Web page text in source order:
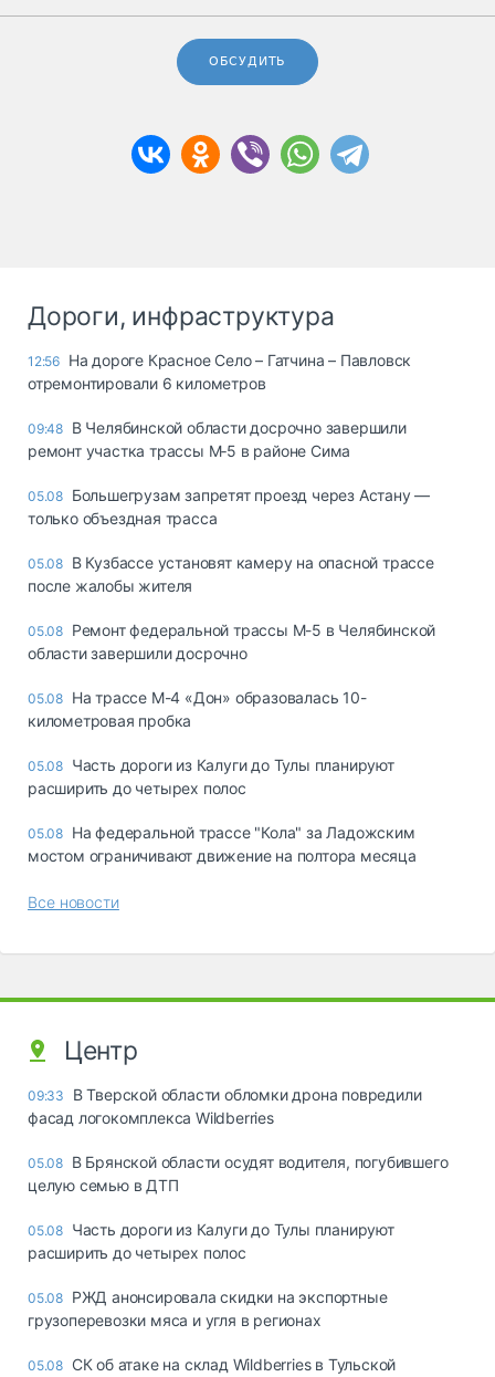
ОБСУДИТЬ
Дороги, инфраструктура
12:56 На дороге Красное Село – Гатчина – Павловск
отремонтировали 6 километров
09:48 В Челябинской области досрочно завершили
ремонт участка трассы М‑5 в районе Сима
05.08 Большегрузам запретят проезд через Астану —
только объездная трасса
05.08 В Кузбассе установят камеру на опасной трассе
после жалобы жителя
05.08 Ремонт федеральной трассы М-5 в Челябинской
области завершили досрочно
05.08 На трассе М-4 «Дон» образовалась 10-
километровая пробка
05.08 Часть дороги из Калуги до Тулы планируют
расширить до четырех полос
05.08 На федеральной трассе "Кола" за Ладожским
мостом ограничивают движение на полтора месяца
Все новости
Центр
09:33
В Тверской области обломки дрона повредили
фасад логокомплекса Wildberries
05.08 В Брянской области осудят водителя, погубившего
целую семью в ДТП
05.08 Часть дороги из Калуги до Тулы планируют
расширить до четырех полос
05.08 РЖД анонсировала скидки на экспортные
грузоперевозки мяса и угля в регионах
05.08 СК об атаке на склад Wildberries в Тульской